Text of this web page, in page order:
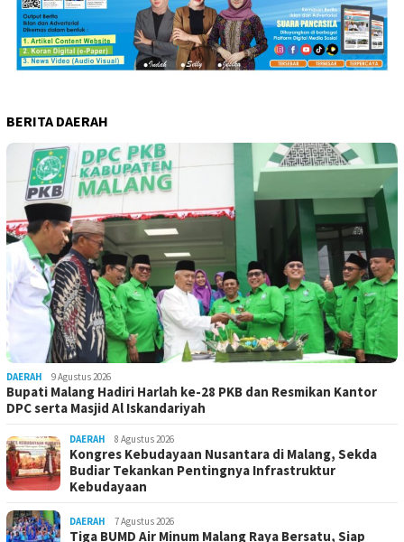
BERITA DAERAH
DAERAH 9 Agustus 2026
Bupati Malang Hadiri Harlah ke-28 PKB dan Resmikan Kantor
DPC serta Masjid Al Iskandariyah
DAERAH 8 Agustus 2026
Kongres Kebudayaan Nusantara di Malang, Sekda
Budiar Tekankan Pentingnya Infrastruktur
Kebudayaan
DAERAH 7 Agustus 2026
Tiga BUMD Air Minum Malang Raya Bersatu, Siap